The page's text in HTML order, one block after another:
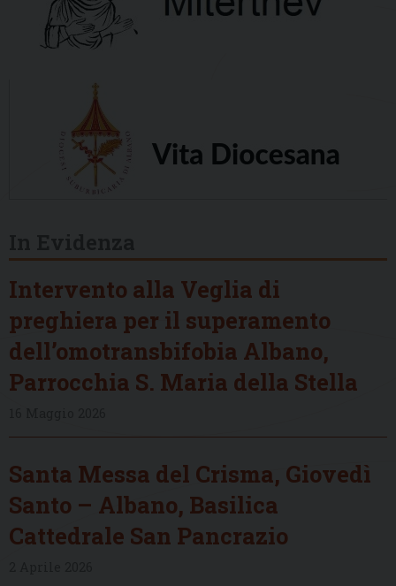
Intervento alla Veglia di
preghiera per il superamento
dell’omotransbifobia Albano,
Parrocchia S. Maria della Stella
Santa Messa del Crisma, Giovedì
Santo – Albano, Basilica
Cattedrale San Pancrazio